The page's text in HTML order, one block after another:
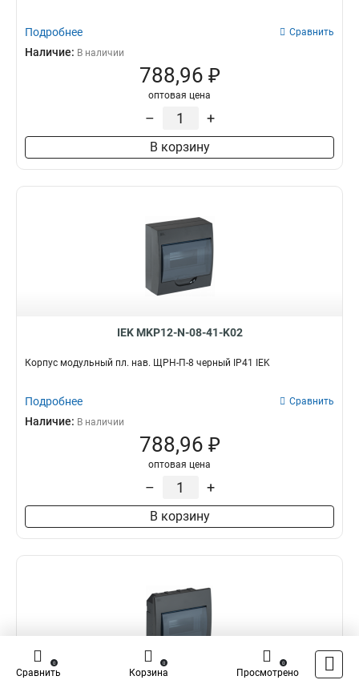
Подробнее Сравнить
Наличие: В наличии
788,96 ₽
оптовая цена
– +
В корзину
IEK MKP12-N-08-41-K02
Корпус модульный пл. нав. ЩРН-П-8 черный IP41 IEK
Подробнее Сравнить
Наличие: В наличии
788,96 ₽
оптовая цена
– +
В корзину
Сравнить
0
Корзина
0
Просмотрено
0